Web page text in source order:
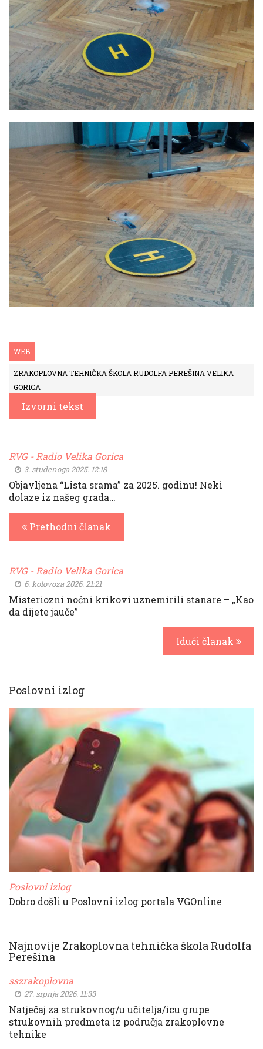
WEB
ZRAKOPLOVNA TEHNIČKA ŠKOLA RUDOLFA PEREŠINA VELIKA
GORICA
Izvorni tekst
RVG - Radio Velika Gorica
3. studenoga 2025. 12:18
Objavljena “Lista srama” za 2025. godinu! Neki
dolaze iz našeg grada…
Prethodni članak
RVG - Radio Velika Gorica
6. kolovoza 2026. 21:21
Misteriozni noćni krikovi uznemirili stanare – „Kao
da dijete jauče”
Idući članak
Poslovni izlog
Poslovni izlog
Dobro došli u Poslovni izlog portala VGOnline
Najnovije Zrakoplovna tehnička škola Rudolfa
Perešina
sszrakoplovna
27. srpnja 2026. 11:33
Natječaj za strukovnog/u učitelja/icu grupe
strukovnih predmeta iz područja zrakoplovne
tehnike